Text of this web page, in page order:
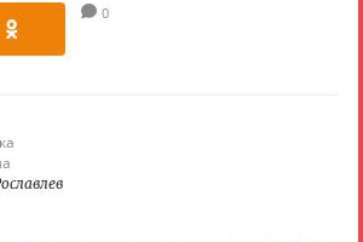
0